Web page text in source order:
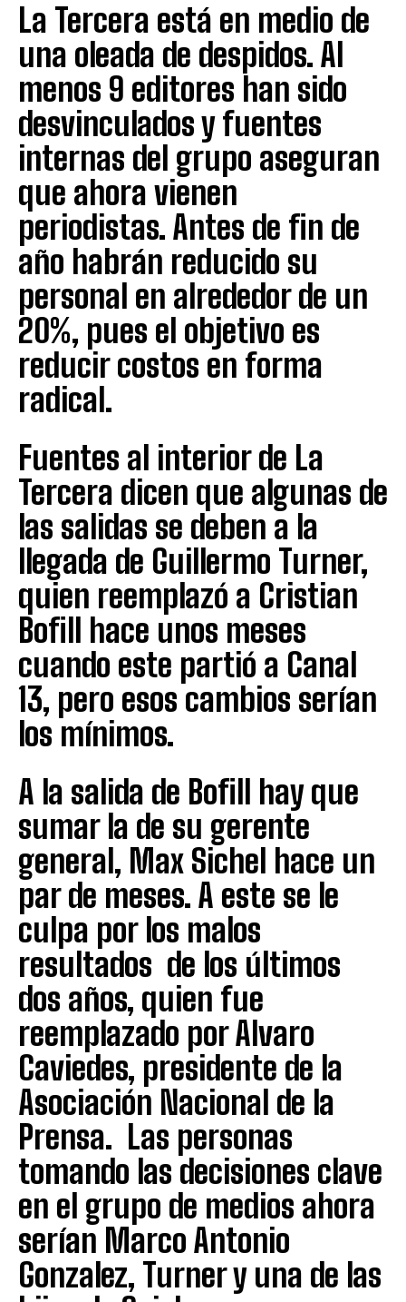
La Tercera está en medio de
una oleada de despidos. Al
menos 9 editores han sido
desvinculados y fuentes
internas del grupo aseguran
que ahora vienen
periodistas. Antes de fin de
año habrán reducido su
personal en alrededor de un
20%, pues el objetivo es
reducir costos en forma
radical.
Fuentes al interior de La
Tercera dicen que algunas de
las salidas se deben a la
llegada de Guillermo Turner,
quien reemplazó a Cristian
Bofill hace unos meses
cuando este partió a Canal
13, pero esos cambios serían
los mínimos.
A la salida de Bofill hay que
sumar la de su gerente
general, Max Sichel hace un
par de meses. A este se le
culpa por los malos
resultados de los últimos
dos años, quien fue
reemplazado por Alvaro
Caviedes, presidente de la
Asociación Nacional de la
Prensa. Las personas
tomando las decisiones clave
en el grupo de medios ahora
serían Marco Antonio
Gonzalez, Turner y una de las